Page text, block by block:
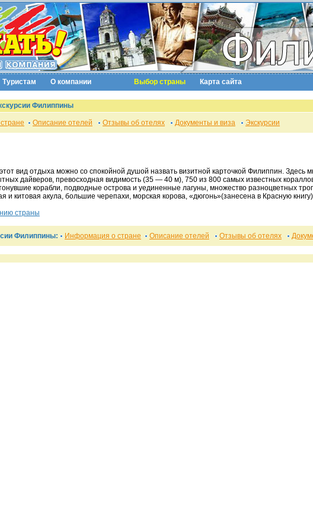
Туристам О компании Выбор страны Карта сайта
Филиппины
Описание отелей Отзывы об отелях Документы и виза Экскурсии
вид отдыха можно со спокойной душой назвать визитной карточкой Филиппин. Здесь
дайверов, превосходная видимость (35 — 40 м), 750 из 800 самых известных
корабли, подводные острова и уединенные лагуны, множество разноцветных
и китовая акула, большие черепахи, морская корова, «дюгонь»(занесена в Красную
страны
Филиппины: Информация о стране Описание отелей Отзывы об отелях